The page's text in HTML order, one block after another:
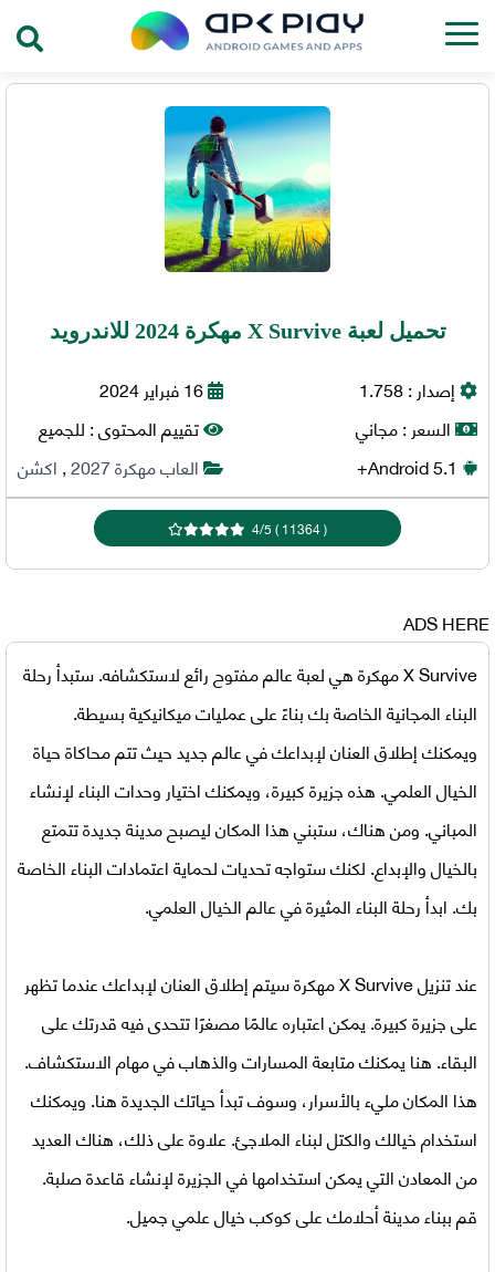
تحميل لعبة X Survive مهكرة 2024 للاندرويد
إصدار :1.758
السعر :مجاني
Android5.1+
16 فبراير 2024
تقييم المحتوى :للجميع
العاب مهكرة 2027
,اكشن
(
11364
)
4/5
ADS HERE
X Survive مهكرة
هي لعبة عالم مفتوح رائع لاستكشافه. ستبدأ رحلة
البناء المجانية الخاصة بك بناءً على عمليات ميكانيكية بسيطة.
ويمكنك إطلاق العنان لإبداعك في عالم جديد حيث تتم محاكاة حياة
الخيال العلمي. هذه جزيرة كبيرة، ويمكنك اختيار وحدات البناء لإنشاء
المباني. ومن هناك، ستبني هذا المكان ليصبح مدينة جديدة تتمتع
بالخيال والإبداع. لكنك ستواجه تحديات لحماية اعتمادات البناء الخاصة
بك. ابدأ رحلة البناء المثيرة في عالم الخيال العلمي.
عندتنزيلX Survive مهكرة
سيتم إطلاق العنان لإبداعك عندما تظهر
على جزيرة كبيرة. يمكن اعتباره عالمًا مصغرًا تتحدى فيه قدرتك على
البقاء. هنا يمكنك متابعة المسارات والذهاب في مهام الاستكشاف.
هذا المكان مليء بالأسرار، وسوف تبدأ حياتك الجديدة هنا. ويمكنك
استخدام خيالك والكتل لبناء الملاجئ. علاوة على ذلك، هناك العديد
من المعادن التي يمكن استخدامها في الجزيرة لإنشاء قاعدة صلبة.
قم ببناء مدينة أحلامك على كوكب خيال علمي جميل.